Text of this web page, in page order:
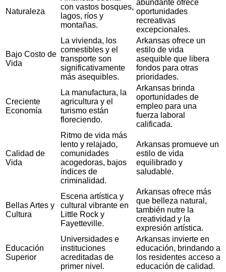
Naturaleza
con vastos bosques,
lagos, ríos y
montañas.
abundante ofrece
oportunidades
recreativas
excepcionales.
Bajo Costo de
Vida
La vivienda, los
comestibles y el
transporte son
significativamente
más asequibles.
Arkansas ofrece un
estilo de vida
asequible que libera
fondos para otras
prioridades.
Creciente
Economía
La manufactura, la
agricultura y el
turismo están
floreciendo.
Arkansas brinda
oportunidades de
empleo para una
fuerza laboral
calificada.
Calidad de
Vida
Ritmo de vida más
lento y relajado,
comunidades
acogedoras, bajos
índices de
criminalidad.
Arkansas promueve un
estilo de vida
equilibrado y
saludable.
Bellas Artes y
Cultura
Escena artística y
cultural vibrante en
Little Rock y
Fayetteville.
Arkansas ofrece más
que belleza natural,
también nutre la
creatividad y la
expresión artística.
Educación
Superior
Universidades e
instituciones
acreditadas de
primer nivel.
Arkansas invierte en
educación, brindando a
los residentes acceso a
educación de calidad.